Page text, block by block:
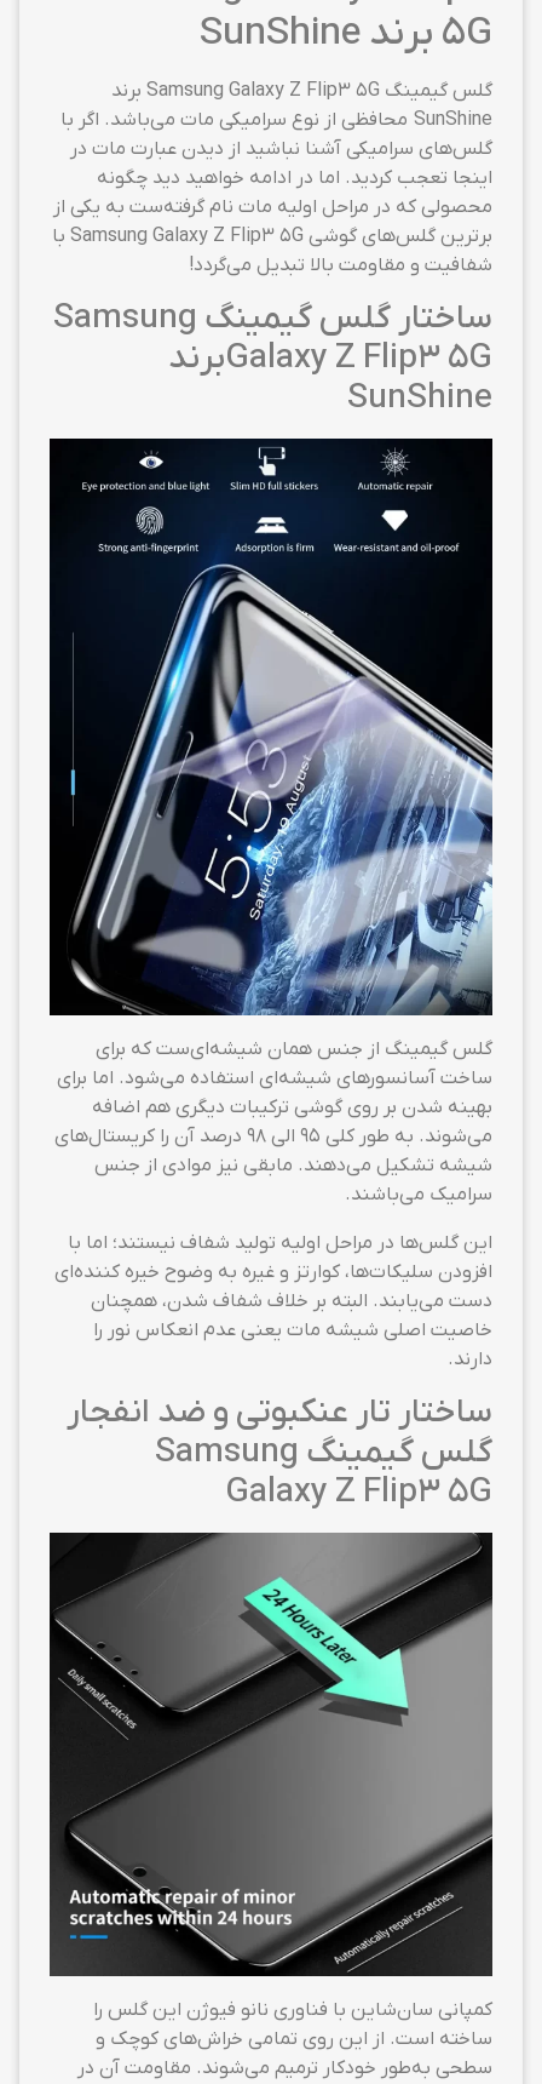
5G برند SunShine
گلس گیمینگ Samsung Galaxy Z Flip3 5G برند
SunShine محافظی از نوع سرامیکی مات می‌باشد. اگر با
گلس‌های سرامیکی آشنا نباشید از دیدن عبارت مات در
اینجا تعجب کردید. اما در ادامه خواهید دید چگونه
محصولی که در مراحل اولیه مات نام گرفته‌ست به یکی از
برترین گلس‌های گوشی Samsung Galaxy Z Flip3 5G با
شفافیت و مقاومت بالا تبدیل می‌گردد!
ساختار گلس گیمینگ Samsung
Galaxy Z Flip3 5Gبرند
SunShine
گلس گیمینگ از جنس همان شیشه‌ای‌ست که برای
ساخت آسانسورهای شیشه‌ای استفاده می‌شود. اما برای
بهینه شدن بر روی گوشی ترکیبات دیگری هم اضافه
می‌شوند. به طور کلی ۹۵ الی ۹۸ درصد آن را کریستال‌های
شیشه تشکیل می‌دهند. مابقی نیز موادی از جنس
سرامیک می‌باشند.
این گلس‌ها در مراحل اولیه تولید شفاف نیستند؛ اما با
افزودن سلیکات‌ها، کوارتز و غیره به وضوح خیره کننده‌ای
دست می‌یابند. البته بر خلاف شفاف شدن، همچنان
خاصیت اصلی شیشه مات یعنی عدم انعکاس نور را
دارند.
ساختار تار عنکبوتی و ضد انفجار
گلس گیمینگ Samsung
Galaxy Z Flip3 5G
کمپانی سان‌شاین با فناوری نانو فیوژن این گلس را
ساخته است. از این روی تمامی خراش‌های کوچک و
سطحی به‌طور خودکار ترمیم می‌شوند. مقاومت آن در